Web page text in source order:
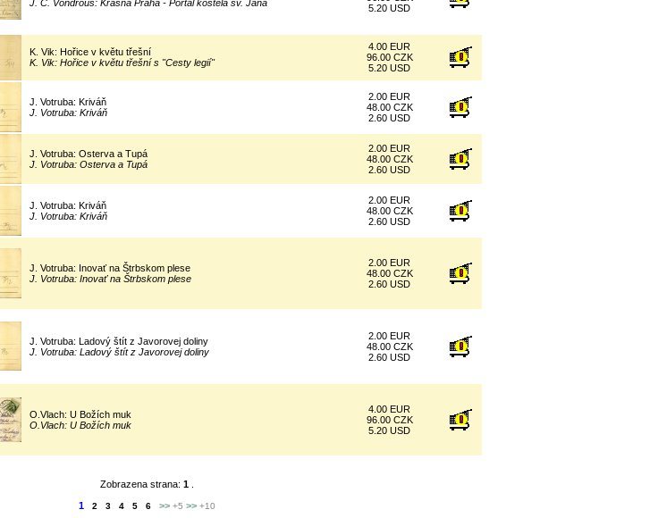
J. C. Vondrouš: Krásná Praha - Portál kostela sv. Jana
5.20 USD
K. Vik: Hořice v květu třešní
K. Vik: Hořice v květu třešní s "Cesty legií"
4.00 EUR
96.00 CZK
5.20 USD
J. Votruba: Kriváň
J. Votruba: Kriváň
2.00 EUR
48.00 CZK
2.60 USD
J. Votruba: Osterva a Tupá
J. Votruba: Osterva a Tupá
2.00 EUR
48.00 CZK
2.60 USD
J. Votruba: Kriváň
J. Votruba: Kriváň
2.00 EUR
48.00 CZK
2.60 USD
J. Votruba: Inovať na Štrbskom plese
J. Votruba: Inovať na Štrbskom plese
2.00 EUR
48.00 CZK
2.60 USD
J. Votruba: Ladový štít z Javorovej doliny
J. Votruba: Ladový štít z Javorovej doliny
2.00 EUR
48.00 CZK
2.60 USD
O.Vlach: U Božích muk
O.Vlach: U Božích muk
4.00 EUR
96.00 CZK
5.20 USD
Zobrazena strana: 1.
1
2 3 4 5 6 >> +5 >> +10